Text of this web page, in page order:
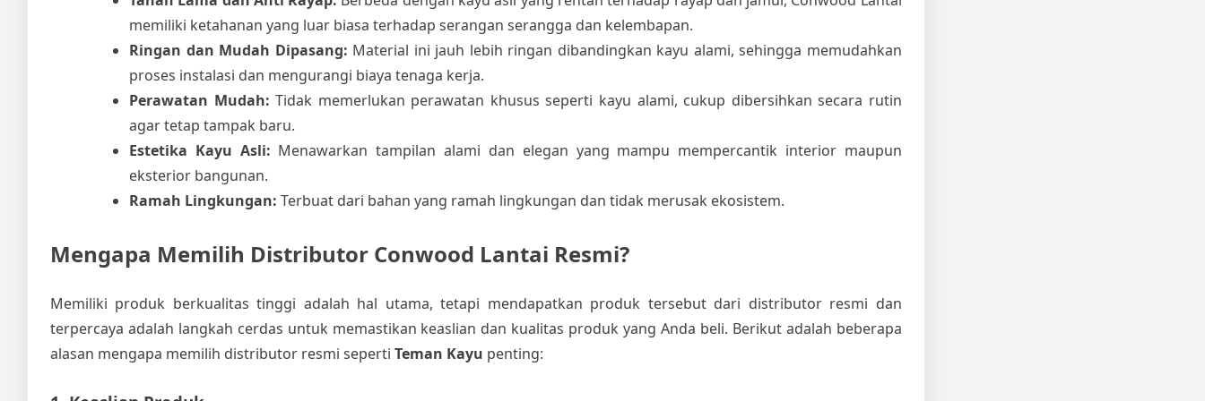
memiliki ketahanan yang luar biasa terhadap serangan serangga dan kelembapan.
Ringan dan Mudah Dipasang: Material ini jauh lebih ringan dibandingkan kayu alami, sehingga memudahkan
proses instalasi dan mengurangi biaya tenaga kerja.
Perawatan Mudah: Tidak memerlukan perawatan khusus seperti kayu alami, cukup dibersihkan secara rutin
agar tetap tampak baru.
Estetika Kayu Asli: Menawarkan tampilan alami dan elegan yang mampu mempercantik interior maupun
eksterior bangunan.
Ramah Lingkungan: Terbuat dari bahan yang ramah lingkungan dan tidak merusak ekosistem.
Mengapa Memilih Distributor Conwood Lantai Resmi?
Memiliki produk berkualitas tinggi adalah hal utama, tetapi mendapatkan produk tersebut dari distributor resmi dan
terpercaya adalah langkah cerdas untuk memastikan keaslian dan kualitas produk yang Anda beli. Berikut adalah beberapa
alasan mengapa memilih distributor resmi seperti Teman Kayu penting: